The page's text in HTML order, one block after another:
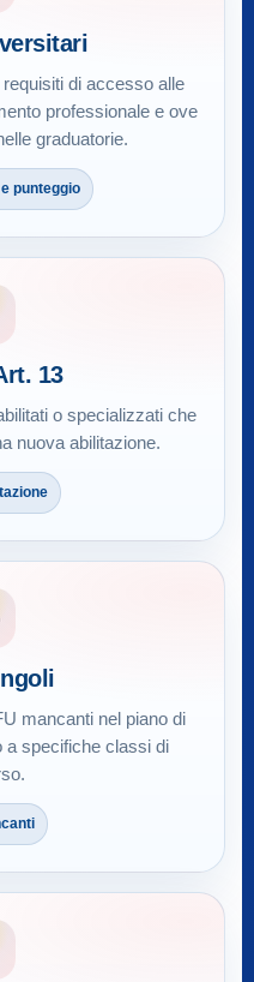
di accesso alle
professionale e ove
graduatorie.
punteggio
13
o specializzati che
nuova abilitazione.
mancanti nel piano di
a specifiche classi di